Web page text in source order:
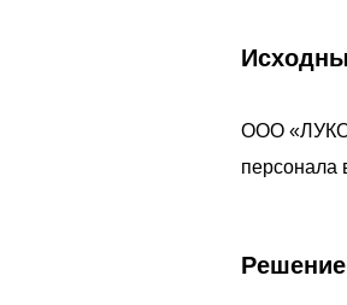
ООО
персонала
Решение